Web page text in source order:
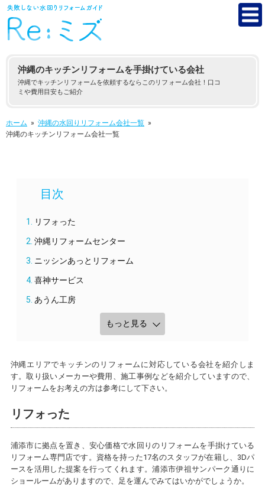
沖縄のキッチンリフォームを手掛けている会社
沖縄でキッチンリフォームを依頼するならこのリフォーム会社！口コ
ミや費用目安もご紹介
ホーム » 沖縄の水回りリフォーム会社一覧 »
沖縄のキッチンリフォーム会社一覧
リフォった
沖縄リフォームセンター
ニッシンあっとリフォーム
喜神サービス
あうん工房
もっと見る
沖縄エリアでキッチンのリフォームに対応している会社を紹介しま
す。取り扱いメーカーや費用、施工事例などを紹介していますので、
リフォームをお考えの方は参考にして下さい。
リフォった
浦添市に拠点を置き、安心価格で水回りのリフォームを手掛けている
リフォーム専門店です。資格を持った17名のスタッフが在籍し、3Dパ
ースを活用した提案を行ってくれます。浦添市伊祖サンパーク通りに
ショールームがありますので、足を運んでみてはいかがでしょうか。